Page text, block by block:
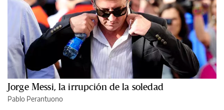
Jorge Messi, la irrupción de la soledad
Pablo Perantuono